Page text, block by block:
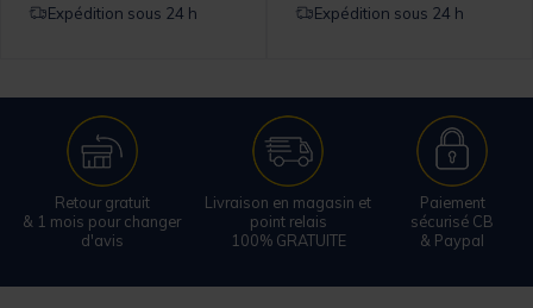
Expédition sous 24 h Expédition sous 24 h
Retour gratuit
& 1 mois pour changer
d'avis
Livraison en magasin et
point relais
100% GRATUITE
Paiement
sécurisé CB
& Paypal